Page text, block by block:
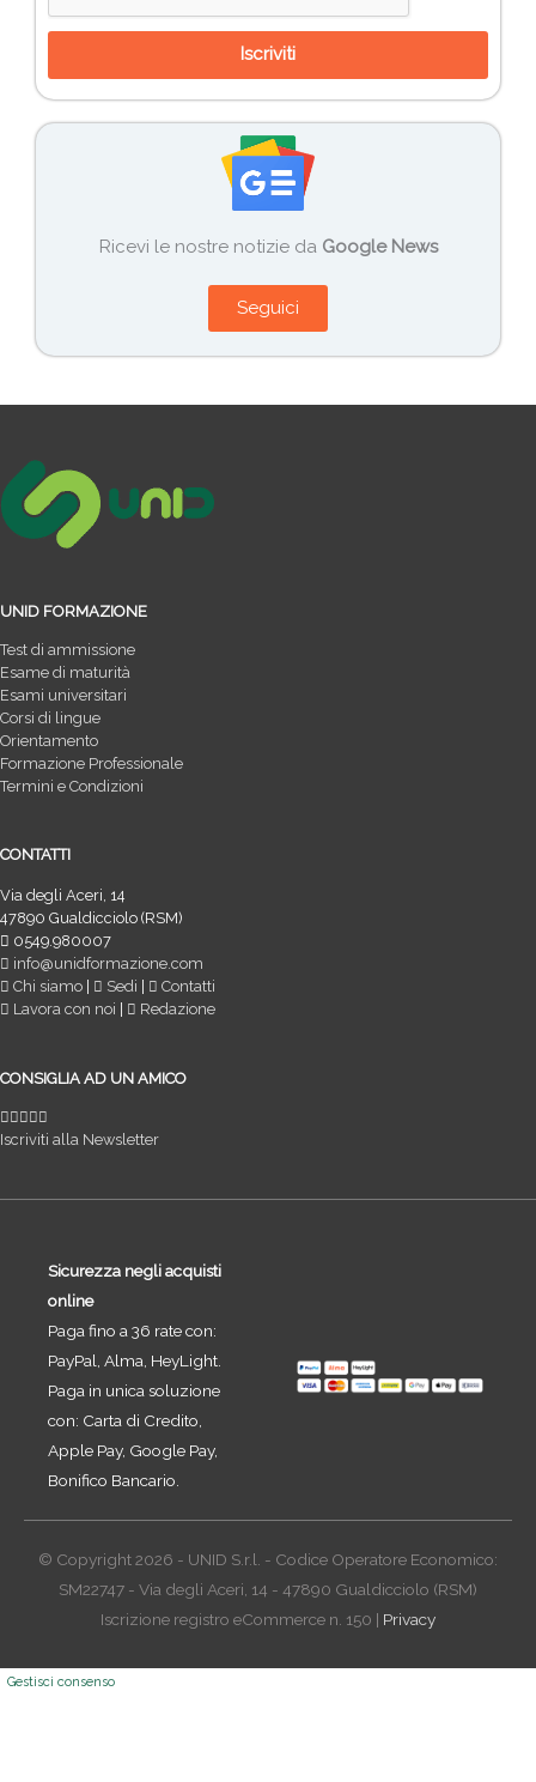
Iscriviti
Ricevi le nostre notizie da Google News
Seguici
UNID FORMAZIONE
Test di ammissione
Esame di maturità
Esami universitari
Corsi di lingue
Orientamento
Formazione Professionale
Termini e Condizioni
CONTATTI
Via degli Aceri, 14
47890 Gualdicciolo (RSM)
0549.980007
info@unidformazione.com
Chi siamo
Sedi
Contatti
Lavora con noi
Redazione
CONSIGLIA AD UN AMICO
Iscriviti alla Newsletter
Sicurezza negli acquisti
online
Paga fino a 36 rate con:
PayPal, Alma, HeyLight.
Paga in unica soluzione
con: Carta di Credito,
Apple Pay, Google Pay,
Bonifico Bancario.
© Copyright 2026 - UNID S.r.l. - Codice Operatore Economico:
SM22747 - Via degli Aceri, 14 - 47890 Gualdicciolo (RSM)
Iscrizione registro eCommerce n. 150 | Privacy
Gestisci consenso